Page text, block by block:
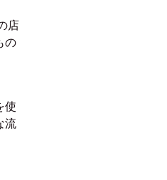
店
の
使
流